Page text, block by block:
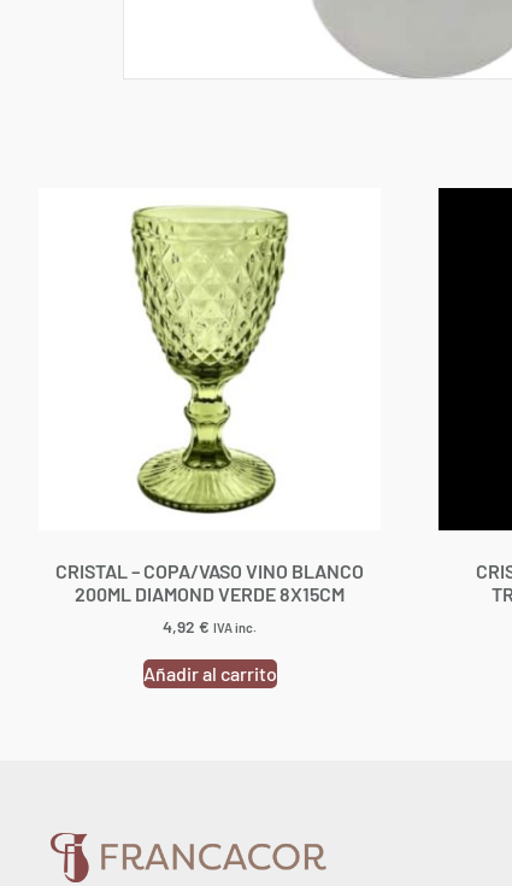
CRISTAL – COPA/VASO VINO BLANCO
200ML DIAMOND VERDE 8X15CM
4,92 € IVA inc.
Añadir al carrito